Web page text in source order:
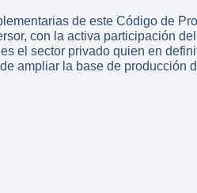
de este Código de
con la activa participación
el sector privado quien en
ampliar la base de producción